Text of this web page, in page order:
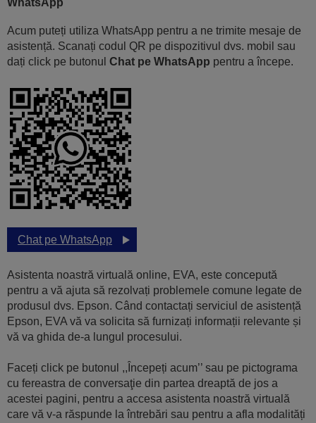
WhatsApp
Acum puteți utiliza WhatsApp pentru a ne trimite mesaje de
asistență. Scanați codul QR pe dispozitivul dvs. mobil sau
dați click pe butonul Chat pe WhatsApp pentru a începe.
Chat pe WhatsApp
Asistenta noastră virtuală online, EVA, este concepută
pentru a vă ajuta să rezolvați problemele comune legate de
produsul dvs. Epson. Când contactați serviciul de asistență
Epson, EVA vă va solicita să furnizați informații relevante și
vă va ghida de-a lungul procesului.
Faceți click pe butonul ,,Începeți acum’’ sau pe pictograma
cu fereastra de conversaţie din partea dreaptă de jos a
acestei pagini, pentru a accesa asistenta noastră virtuală
care vă v-a răspunde la întrebări sau pentru a afla modalități